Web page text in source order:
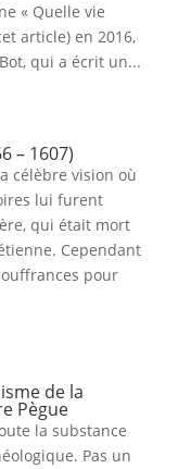
« Quelle vie
article) en 2016,
qui a écrit un...
– 1607)
célèbre vision où
lui furent
qui était mort
Cependant
pour
de la
Pègue
la substance
Pas un